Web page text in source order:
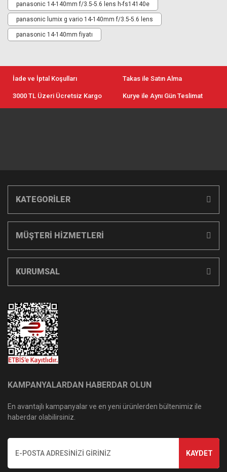
panasonic 14-140mm f/3.5-5.6 lens h-fs14140e
panasonic lumix g vario 14-140mm f/3.5-5.6 lens
panasonic 14-140mm fiyatı
İade ve İptal Koşulları Takas ile Satın Alma
3000 TL Üzeri Ücretsiz Kargo Kurye ile Aynı Gün Teslimat
KATEGORİLER
MÜŞTERİ HİZMETLERİ
KURUMSAL
KAMPANYALARDAN HABERDAR OLUN
En avantajlı kampanyalar ve en yeni ürünlerden bültenimiz ile
haberdar olabilirsiniz.
KAYDET